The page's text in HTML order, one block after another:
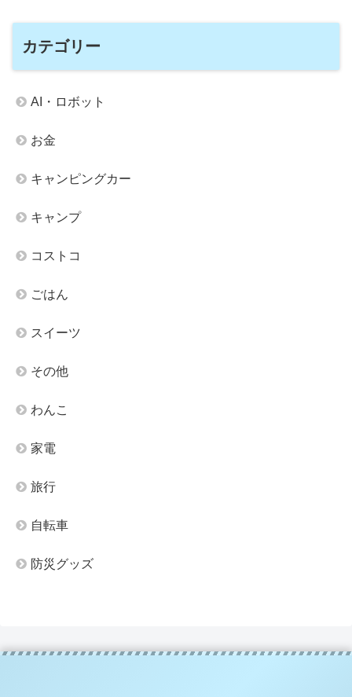
カテゴリー
AI・ロボット
お金
キャンピングカー
キャンプ
コストコ
ごはん
スイーツ
その他
わんこ
家電
旅行
自転車
防災グッズ